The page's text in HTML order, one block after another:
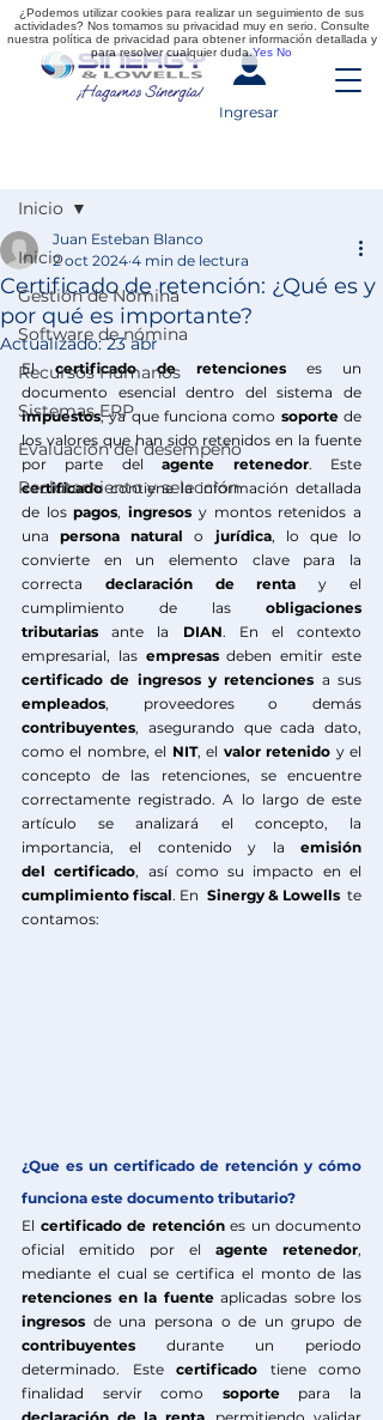
Ingresar
Inicio
Gestión de Nómina
Software de nómina
Recursos Humanos
Sistemas ERP
Evaluación del desempeño
Reclutamiento y selección
Inicio
Certificado de retención: ¿Qué es y
por qué es importante?
Juan Esteban Blanco
2 oct 2024 4 min de lectura
Actualizado:23 abr
El certificado de retenciones es un
impuestos, ya que funciona como soporte de
los valores que han sido retenidos en la fuente
por parte del agente retenedor
certificado contiene la información detallada
de los pagos, ingresos y montos retenidos a
una persona natural o jurídica, lo que lo
convierte en un elemento clave para la
correcta declaración de renta y el
cumplimiento de las obligaciones
tributarias ante la DIAN. En el contexto
empresarial, las empresas
certificado de ingresos y retenciones
empleados
contribuyentes, asegurando que cada dato,
como el nombre, el NIT, el valor retenido y el
concepto de las retenciones, se encuentre
correctamente registrado. A lo largo de este
artículo se analizará el concepto, la
importancia, el contenido y la emisión
del certificado
cumplimiento fiscal. En Sinergy & Lowells te
contamos:
¿Que es un certificado de retención y cómo
funciona este documento tributario?
El certificado de retención es un documento
oficial emitido por el agente retenedor,
retenciones en la fuente
ingresos
contribuyentes durante un periodo
determinado. Este certificado tiene como
finalidad servir como soporte
¿Podemos utilizar cookies para realizar un seguimiento de sus
actividades? Nos tomamos su privacidad muy en serio. Consulte
nuestra política de privacidad para obtener información detallada y
para resolver cualquier duda.Yes No